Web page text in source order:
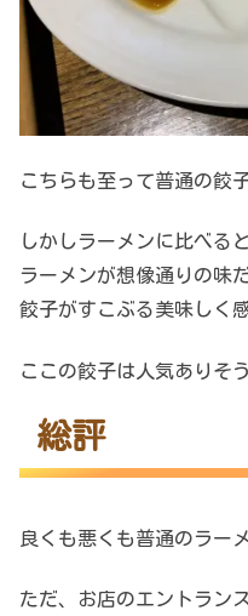
こちらも至って普通の餃
しかしラーメンに比べる
ラーメンが想像通りの味
餃子がすこぶる美味しく
ここの餃子は人気ありそ
総評
良くも悪くも普通のラー
ただ、お店のエントラン